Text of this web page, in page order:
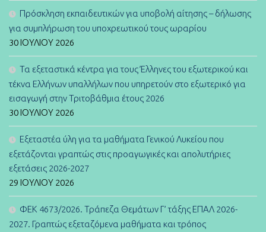
Πρόσκληση εκπαιδευτικών για υποβολή αίτησης – δήλωσης
για συμπλήρωση του υποχρεωτικού τους ωραρίου
30 ΙΟΥΛΊΟΥ 2026
Τα εξεταστικά κέντρα για τους Έλληνες του εξωτερικού και
τέκνα Ελλήνων υπαλλήλων που υπηρετούν στο εξωτερικό για
εισαγωγή στην Τριτοβάθμια έτους 2026
30 ΙΟΥΛΊΟΥ 2026
Εξεταστέα ύλη για τα μαθήματα Γενικού Λυκείου που
εξετάζονται γραπτώς στις προαγωγικές και απολυτήριες
εξετάσεις 2026-2027
29 ΙΟΥΛΊΟΥ 2026
ΦΕΚ 4673/2026. Τράπεζα Θεμάτων Γ’ τάξης ΕΠΑΛ 2026-
2027. Γραπτώς εξεταζόμενα μαθήματα και τρόπος